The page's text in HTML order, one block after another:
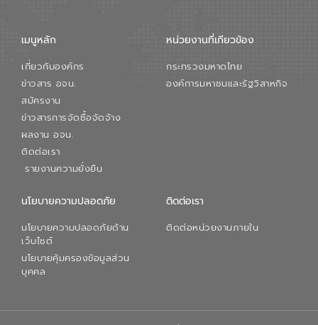
เมนูหลัก
เกี่ยวกับองค์กร
ข่าวสาร อจน.
สมัครงาน
ข่าวสารการจัดซื้อจัดจ้าง
ผลงาน อจน.
ติดต่อเรา
รายงานความยั่งยืน
หน่วยงานที่เกียวข้อง
กระทรวงมหาดไทย
องค์การมหาชนและรัฐวิสาหกิจ
นโยบายความปลอดภัย
นโยบายความปลอดภัยด้าน
เว็บไซต์
นโยบายคุ้มครองข้อมูลส่วน
บุคคล
ติดต่อเรา
ติดต่อหน่วยงานภายใน